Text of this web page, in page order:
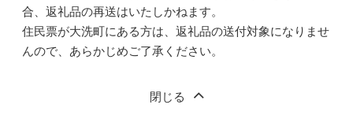
合、返礼品の再送はいたしかねます。
住民票が大洗町にある方は、返礼品の送付対象になりませ
んので、あらかじめご了承ください。
閉じる